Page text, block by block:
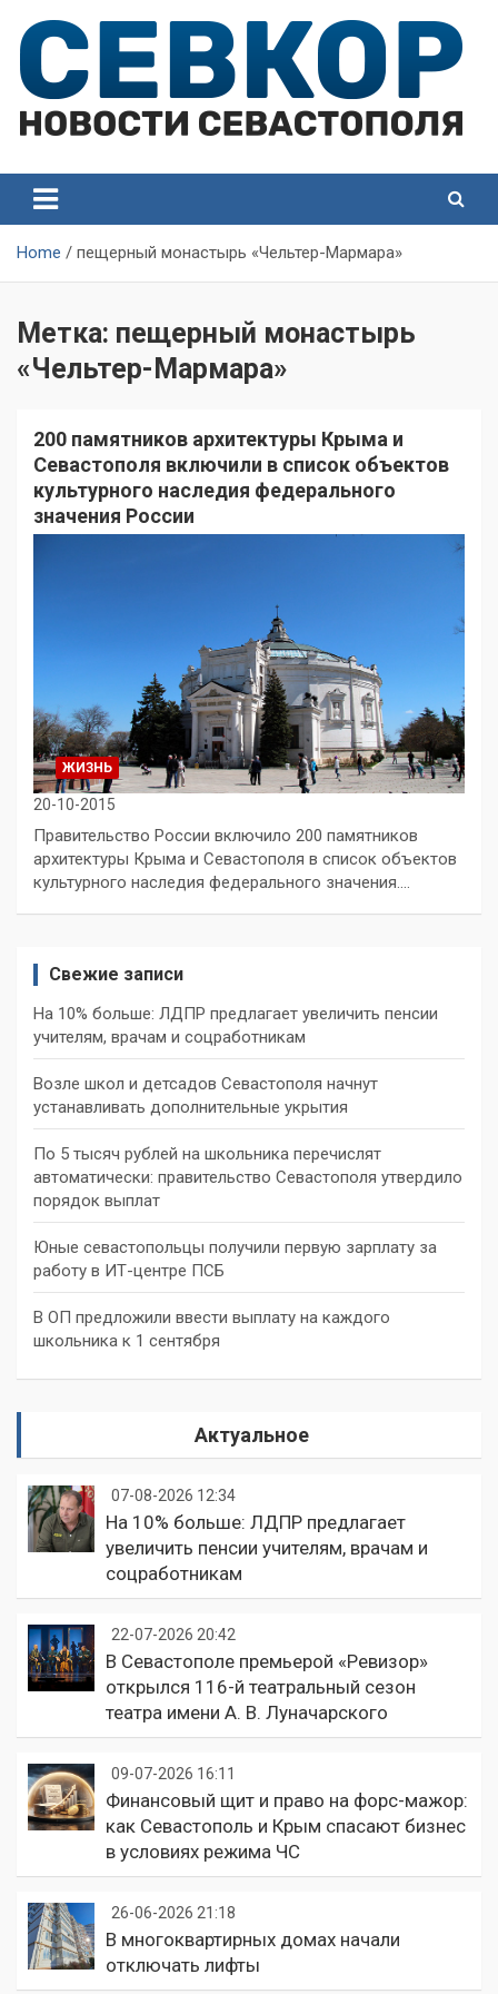
content
Севастополя
Севастополя
Home пещерный монастырь «Чельтер-Мармара»
Метка: пещерный монастырь
«Чельтер-Мармара»
200 памятников архитектуры Крыма и
Севастополя включили в список объектов
культурного наследия федерального
значения России
ЖИЗНЬ
20-10-2015
Правительство России включило 200 памятников
архитектуры Крыма и Севастополя в список объектов
культурного наследия федерального значения.…
Свежие записи
На 10% больше: ЛДПР предлагает увеличить пенсии
учителям, врачам и соцработникам
Возле школ и детсадов Севастополя начнут
устанавливать дополнительные укрытия
По 5 тысяч рублей на школьника перечислят
автоматически: правительство Севастополя утвердило
порядок выплат
Юные севастопольцы получили первую зарплату за
работу в ИТ-центре ПСБ
В ОП предложили ввести выплату на каждого
школьника к 1 сентября
Актуальное
07-08-2026 12:34
На 10% больше: ЛДПР предлагает
увеличить пенсии учителям, врачам и
соцработникам
22-07-2026 20:42
В Севастополе премьерой «Ревизор»
открылся 116-й театральный сезон
театра имени А. В. Луначарского
09-07-2026 16:11
Финансовый щит и право на форс-мажор:
как Севастополь и Крым спасают бизнес
в условиях режима ЧС
26-06-2026 21:18
В многоквартирных домах начали
отключать лифты